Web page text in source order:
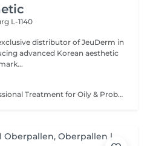
L-1140
distributor of JeuDerm in
advanced Korean aesthetic
(EN) AcnoCell Ritual-Professional Treatment for Oily & Problematic Skin A comprehensive professional treatment specially designed for oily and problematic skin. The procedure focuses on restoring the skin microbiome balance, reducing the appearance of inflammation, regulating sebum production, and strengthening the skin's natural protective barrier. The treatment combines the innovative ALA Factor preparation with advanced next-generation LED light therapy. This combination helps soothe the skin, support its natural recovery processes, and improve the overall condition of the skin. The procedure is performed using professional JeuDerm skincare products, providing the skin with essential care, hydration, and comfort during and after the treatment. Who is this treatment for? * Oily and problematic skin; * Skin prone to inflammation and breakouts; * Excess sebum production; * Dull and uneven complexion; * Weakened skin barrier; * Skin requiring balance restoration and improvement of overall condition. Benefits after the treatment: * Calmer and more balanced-looking skin; * Reduced feeling of excess oiliness; * Fresher and more even complexion; * Improved skin texture; * Support of a healthy skin microbiome balance; * Intensive professional care and hydration. (FR) AcnoCell Ritual-Soin professionnel pour peaux grasses et à problèmes Un soin professionnel complet spécialement conçu pour les peaux grasses et à problèmes. Ce traitement vise à rétablir l'équilibre du microbiome cutané, à réduire l'apparence des inflammations, à réguler la production de sébum et à renforcer la barrière protectrice naturelle de la peau. Le soin associe le produit innovant ALA Factor à une LED-thérapie de dernière génération. Cette combinaison aide à apaiser la peau, à soutenir ses processus naturels de récupération et à améliorer son état général. Le traitement est réalisé avec les produits professionnels JeuDerm, qui apportent à la peau les soins nécessaires, une hydratation optimale et un confort durable pendant et après la procédure. À qui s'adresse ce soin ? * Peaux grasses et à problèmes ; * Peaux sujettes aux inflammations et aux imperfections ; * Excès de sébum ; * Teint terne et irrégulier ; * Barrière cutanée fragilisée ; * Peaux nécessitant un rééquilibrage et une amélioration de leur état général. Résultats après le soin : * Peau plus apaisée et équilibrée ; * Diminution de la sensation de peau grasse ; * Teint plus frais et plus uniforme ; * Texture de peau améliorée ; * Maintien d'un microbiome cutané sain ; * Soin professionnel intensif et hydratation.